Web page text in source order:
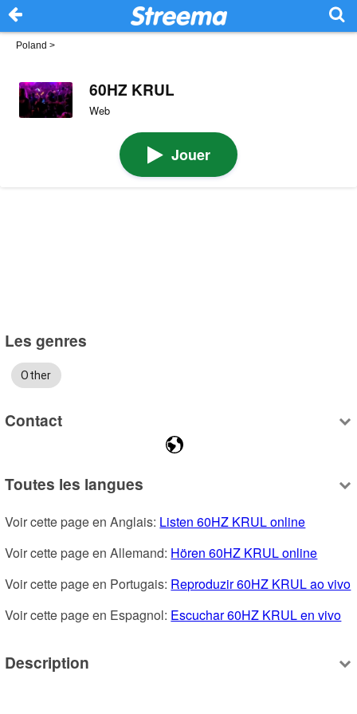
Poland >
60HZ KRUL
Web
Jouer
Les genres
Other
Contact
Toutes les langues
Voir cette page en Anglais: Listen 60HZ KRUL online
Voir cette page en Allemand: Hören 60HZ KRUL online
Voir cette page en Portugais: Reproduzir 60HZ KRUL ao vivo
Voir cette page en Espagnol: Escuchar 60HZ KRUL en vivo
Description